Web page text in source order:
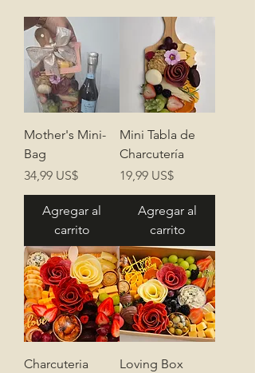
Mother's Mini-
Bag
Precio
34,99 US$
Agregar al
carrito
Mini Tabla de
Charcutería
Precio
19,99 US$
Agregar al
carrito
Charcuteria
Loving Box